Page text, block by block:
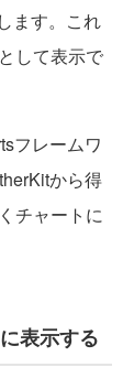
ます。これ
して表示で
フレームワ
から得
チャートに
表示する